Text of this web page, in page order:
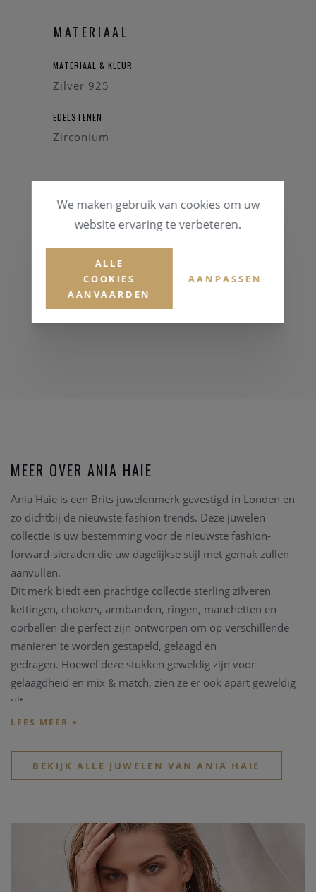
MATERIAAL
MATERIAAL & KLEUR
Zilver 925
EDELSTENEN
Zirconium
AFMETINGEN
MEER OVER ANIA HAIE
Ania Haie is een Brits juwelenmerk gevestigd in Londen en
zo dichtbij de nieuwste fashion trends. Deze juwelen
collectie is uw bestemming voor de nieuwste fashion-
forward-sieraden die uw dagelijkse stijl met gemak zullen
aanvullen.
Dit merk biedt een prachtige collectie sterling zilveren
kettingen, chokers, armbanden, ringen, manchetten en
oorbellen die perfect zijn ontworpen om op verschillende
manieren te worden gestapeld, gelaagd en
gedragen. Hoewel deze stukken geweldig zijn voor
gelaagdheid en mix & match, zien ze er ook apart geweldig
uit.
Elk juweel is toegankelijk, trendy en altijd moeiteloos chic.
BEKIJK ALLE JUWELEN VAN ANIA HAIE
We maken gebruik van cookies om uw
website ervaring te verbeteren.
ALLE
COOKIES
AANVAARDEN
AANPASSEN